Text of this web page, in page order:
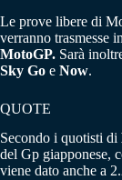
Le prove libere di
verranno trasmesse
MotoGP. Sarà
Sky Go e Now.
QUOTE
Secondo i quotisti di
del Gp giapponese,
viene dato anche a